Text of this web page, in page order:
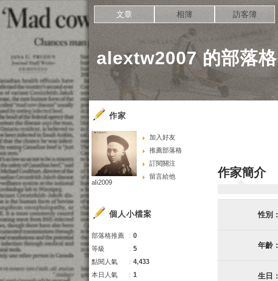
alextw2007 的部落格
文章 相簿 訪客簿
作家簡介
性別：
年齡：
生日：
作家
加入好友
推薦部落格
訂閱關注
留言給他
ali2009
個人小檔案
部落格推薦 ： 0
等級
： 5
點閱人氣
： 4,433
本日人氣
： 1